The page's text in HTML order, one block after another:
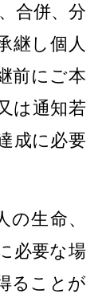
合併、分
継し個人
前にご本
は通知若
成に必要
の生命、
必要な場
ることが